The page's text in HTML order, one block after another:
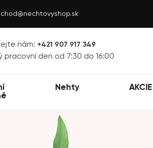
nám: +421 907 917 349
pracovní den od 7:30 do 16:00
Nehty AKCIE